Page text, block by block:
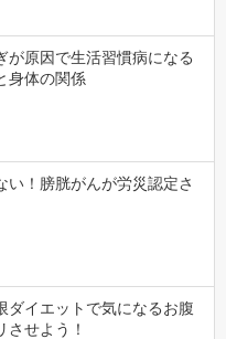
が原因で生活習慣病になる
身体の関係
い！膀胱がんが労災認定さ
ダイエットで気になるお腹
させよう！